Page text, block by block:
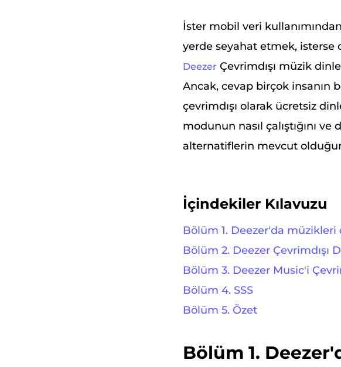
İster mobil veri
yerde seyahat etmek, isterse
Deezer Çevrimdışı müzik
Ancak, cevap birçok insanın
çevrimdışı olarak ücretsiz
modunun nasıl çalıştığını
alternatiflerin mevcut
İçindekiler Kılavuzu
Bölüm 1. Deezer'da müzikleri
Bölüm 2. Deezer Çevrimdışı
Bölüm 3. Deezer Music'i
Bölüm 4. SSS
Bölüm 5. Özet
Bölüm 1.